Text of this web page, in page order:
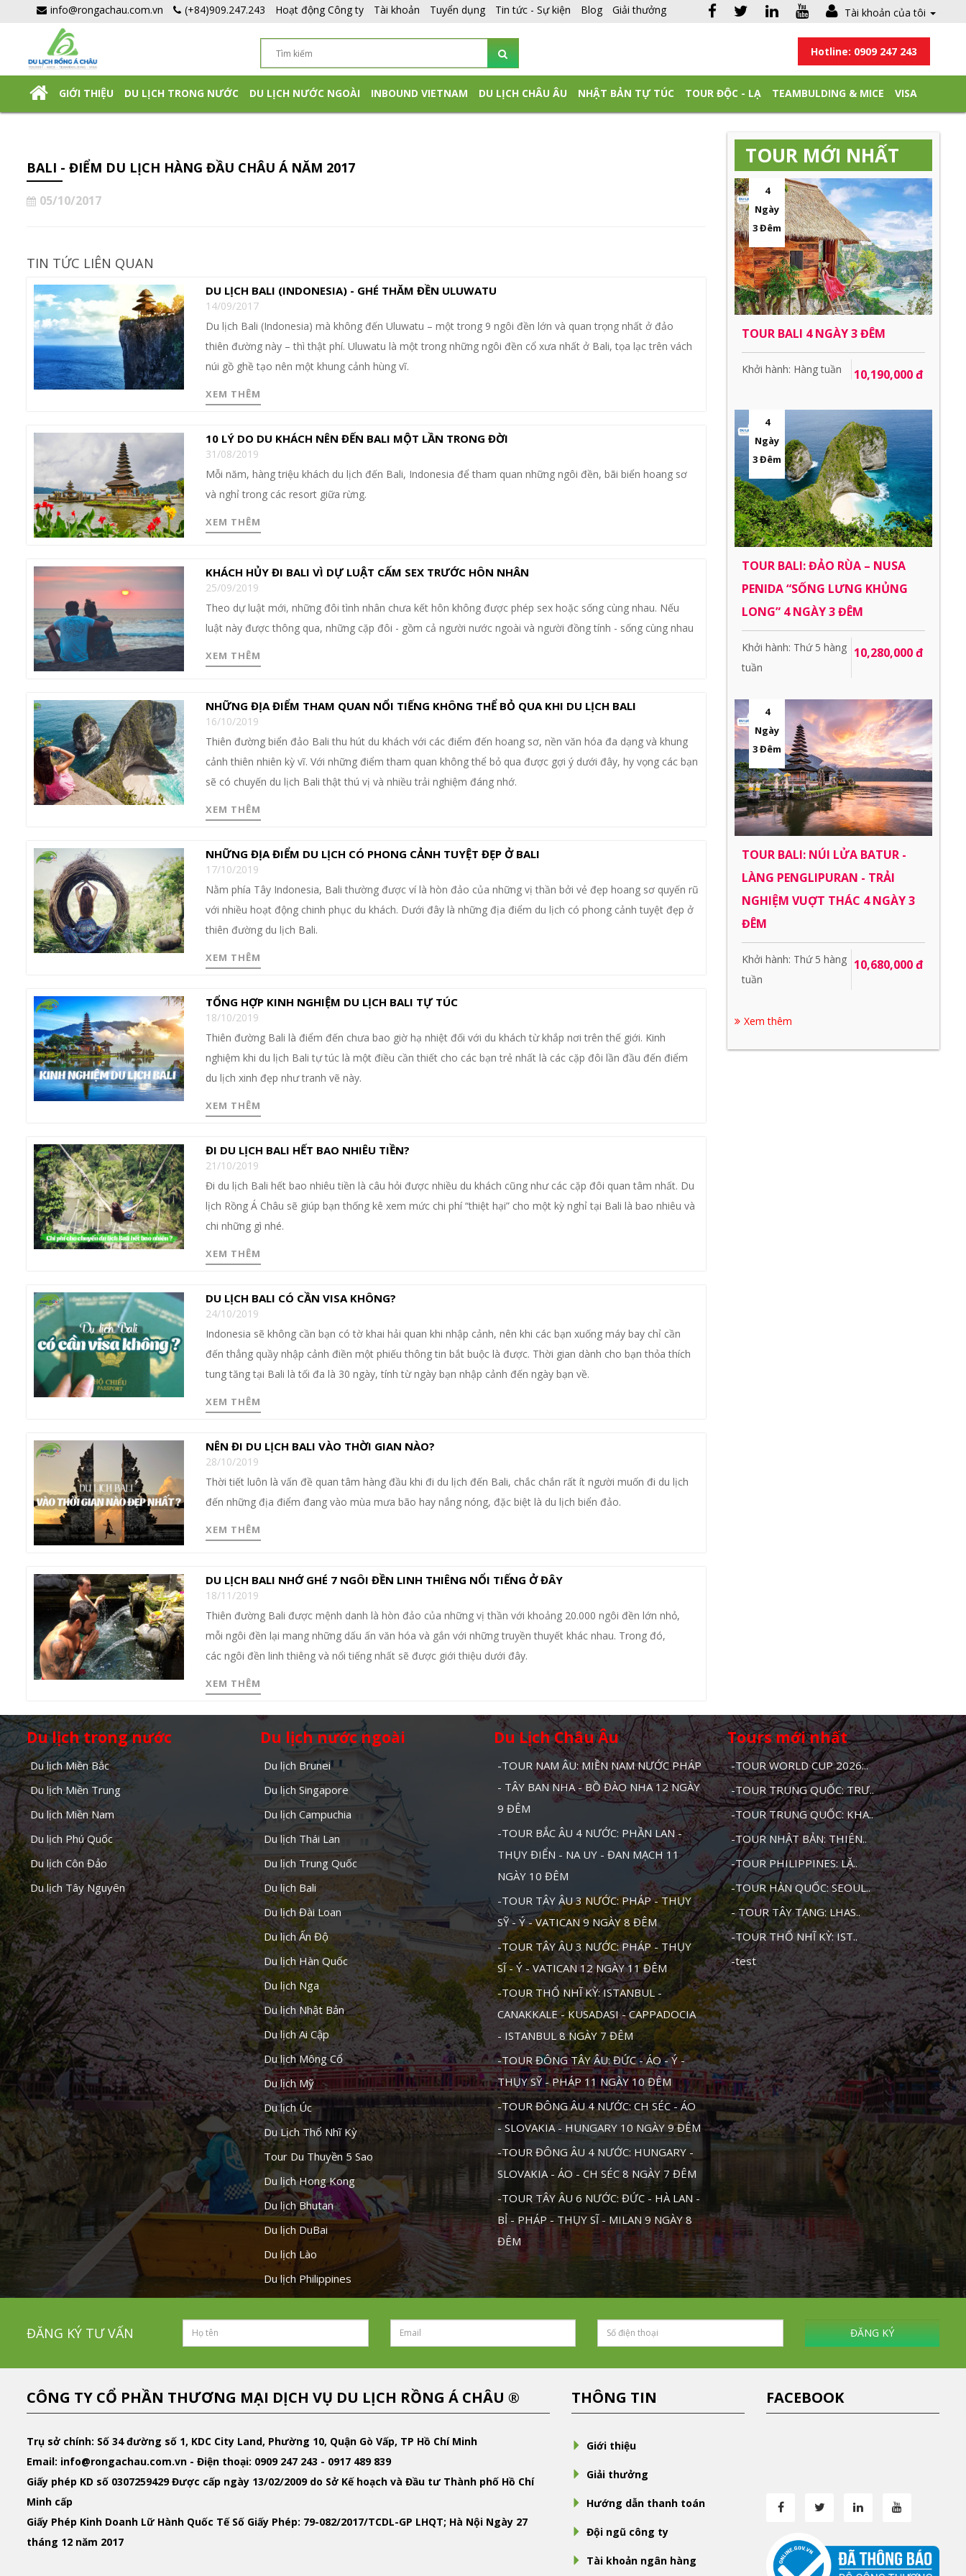
info@rongachau.com.vn (+84)909.247.243 Hoạt động Công ty Tài khoản Tuyển dụng Tin tức - Sự kiện Blog Giải thưởng Tài khoản của tôi
Hotline: 0909 247 243
GIỚI THIỆU DU LỊCH TRONG NƯỚC DU LỊCH NƯỚC NGOÀI INBOUND VIETNAM DU LỊCH CHÂU ÂU NHẬT BẢN TỰ TÚC TOUR ĐỘC - LẠ TEAMBULDING & MICE VISA
BALI - ĐIỂM DU LỊCH HÀNG ĐẦU CHÂU Á NĂM 2017
05/10/2017
TIN TỨC LIÊN QUAN
DU LỊCH BALI (INDONESIA) - GHÉ THĂM ĐỀN ULUWATU
14/09/2017
Du lịch Bali (Indonesia) mà không đến Uluwatu – một trong 9 ngôi đền lớn và quan trọng nhất ở đảo
thiên đường này – thì thật phí. Uluwatu là một trong những ngôi đền cổ xưa nhất ở Bali, tọa lạc trên vách
núi gồ ghề tạo nên một khung cảnh hùng vĩ.
XEM THÊM
10 LÝ DO DU KHÁCH NÊN ĐẾN BALI MỘT LẦN TRONG ĐỜI
31/08/2019
Mỗi năm, hàng triệu khách du lịch đến Bali, Indonesia để tham quan những ngôi đền, bãi biển hoang sơ
và nghỉ trong các resort giữa rừng.
XEM THÊM
KHÁCH HỦY ĐI BALI VÌ DỰ LUẬT CẤM SEX TRƯỚC HÔN NHÂN
25/09/2019
Theo dự luật mới, những đôi tình nhân chưa kết hôn không được phép sex hoặc sống cùng nhau. Nếu
luật này được thông qua, những cặp đôi - gồm cả người nước ngoài và người đồng tính - sống cùng nhau
XEM THÊM
NHỮNG ĐỊA ĐIỂM THAM QUAN NỔI TIẾNG KHÔNG THỂ BỎ QUA KHI DU LỊCH BALI
16/10/2019
Thiên đường biển đảo Bali thu hút du khách với các điểm đến hoang sơ, nền văn hóa đa dạng và khung
cảnh thiên nhiên kỳ vĩ. Với những điểm tham quan không thể bỏ qua được gợi ý dưới đây, hy vọng các bạn
sẽ có chuyến du lịch Bali thật thú vị và nhiều trải nghiệm đáng nhớ.
XEM THÊM
NHỮNG ĐỊA ĐIỂM DU LỊCH CÓ PHONG CẢNH TUYỆT ĐẸP Ở BALI
17/10/2019
Nằm phía Tây Indonesia, Bali thường được ví là hòn đảo của những vị thần bởi vẻ đẹp hoang sơ quyến rũ
với nhiều hoạt động chinh phục du khách. Dưới đây là những địa điểm du lịch có phong cảnh tuyệt đẹp ở
thiên đường du lịch Bali.
XEM THÊM
TỔNG HỢP KINH NGHIỆM DU LỊCH BALI TỰ TÚC
18/10/2019
Thiên đường Bali là điểm đến chưa bao giờ hạ nhiệt đối với du khách từ khắp nơi trên thế giới. Kinh
nghiệm khi du lịch Bali tự túc là một điều cần thiết cho các bạn trẻ nhất là các cặp đôi lần đầu đến điểm
du lịch xinh đẹp như tranh vẽ này.
XEM THÊM
ĐI DU LỊCH BALI HẾT BAO NHIÊU TIỀN?
21/10/2019
Đi du lịch Bali hết bao nhiêu tiền là câu hỏi được nhiều du khách cũng như các cặp đôi quan tâm nhất. Du
lịch Rồng Á Châu sẽ giúp bạn thống kê xem mức chi phí “thiệt hại” cho một kỳ nghỉ tại Bali là bao nhiêu và
chi những gì nhé.
XEM THÊM
DU LỊCH BALI CÓ CẦN VISA KHÔNG?
24/10/2019
Indonesia sẽ không cần bạn có tờ khai hải quan khi nhập cảnh, nên khi các bạn xuống máy bay chỉ cần
đến thẳng quầy nhập cảnh điền một phiếu thông tin bắt buộc là được. Thời gian dành cho bạn thỏa thích
tung tăng tại Bali là tối đa là 30 ngày, tính từ ngày bạn nhập cảnh đến ngày bạn về.
XEM THÊM
NÊN ĐI DU LỊCH BALI VÀO THỜI GIAN NÀO?
28/10/2019
Thời tiết luôn là vấn đề quan tâm hàng đầu khi đi du lịch đến Bali, chắc chắn rất ít người muốn đi du lịch
đến những địa điểm đang vào mùa mưa bão hay nắng nóng, đặc biệt là du lịch biển đảo.
XEM THÊM
DU LỊCH BALI NHỚ GHÉ 7 NGÔI ĐỀN LINH THIÊNG NỔI TIẾNG Ở ĐÂY
18/11/2019
Thiên đường Bali được mệnh danh là hòn đảo của những vị thần với khoảng 20.000 ngôi đền lớn nhỏ,
mỗi ngôi đền lại mang những dấu ấn văn hóa và gắn với những truyền thuyết khác nhau. Trong đó,
các ngôi đền linh thiêng và nổi tiếng nhất sẽ được giới thiệu dưới đây.
XEM THÊM
TOUR MỚI NHẤT
4
Ngày
3 Đêm
TOUR BALI 4 NGÀY 3 ĐÊM
Khởi hành: Hàng tuần 10,190,000 đ
4
Ngày
3 Đêm
TOUR BALI: ĐẢO RÙA – NUSA
PENIDA “SỐNG LƯNG KHỦNG
LONG” 4 NGÀY 3 ĐÊM
Khởi hành: Thứ 5 hàng
tuần
10,280,000 đ
4
Ngày
3 Đêm
TOUR BALI: NÚI LỬA BATUR -
LÀNG PENGLIPURAN - TRẢI
NGHIỆM VUỢT THÁC 4 NGÀY 3
ĐÊM
Khởi hành: Thứ 5 hàng
tuần
10,680,000 đ
Xem thêm
Du lịch trong nước
Du lịch Miền Bắc
Du lịch Miền Trung
Du lịch Miền Nam
Du lịch Phú Quốc
Du lịch Côn Đảo
Du lịch Tây Nguyên
Du lịch nước ngoài
Du lịch Brunei
Du lịch Singapore
Du lịch Campuchia
Du lịch Thái Lan
Du lịch Trung Quốc
Du lịch Bali
Du lịch Đài Loan
Du lịch Ấn Độ
Du lịch Hàn Quốc
Du lịch Nga
Du lịch Nhật Bản
Du lịch Ai Cập
Du lịch Mông Cổ
Du lịch Mỹ
Du lịch Úc
Du Lịch Thổ Nhĩ Kỳ
Tour Du Thuyền 5 Sao
Du lịch Hong Kong
Du lịch Bhutan
Du lịch DuBai
Du lịch Lào
Du lịch Philippines
Du Lịch Châu Âu
-TOUR NAM ÂU: MIỀN NAM NƯỚC PHÁP
- TÂY BAN NHA - BỒ ĐÀO NHA 12 NGÀY
9 ĐÊM
-TOUR BẮC ÂU 4 NƯỚC: PHẦN LAN -
THỤY ĐIỂN - NA UY - ĐAN MẠCH 11
NGÀY 10 ĐÊM
-TOUR TÂY ÂU 3 NƯỚC: PHÁP - THỤY
SỸ - Ý - VATICAN 9 NGÀY 8 ĐÊM
-TOUR TÂY ÂU 3 NƯỚC: PHÁP - THỤY
SĨ - Ý - VATICAN 12 NGÀY 11 ĐÊM
-TOUR THỔ NHĨ KỲ: ISTANBUL -
CANAKKALE - KUSADASI - CAPPADOCIA
- ISTANBUL 8 NGÀY 7 ĐÊM
-TOUR ĐÔNG TÂY ÂU: ĐỨC - ÁO - Ý -
THỤY SỸ - PHÁP 11 NGÀY 10 ĐÊM
-TOUR ĐÔNG ÂU 4 NƯỚC: CH SÉC - ÁO
- SLOVAKIA - HUNGARY 10 NGÀY 9 ĐÊM
-TOUR ĐÔNG ÂU 4 NƯỚC: HUNGARY -
SLOVAKIA - ÁO - CH SÉC 8 NGÀY 7 ĐÊM
-TOUR TÂY ÂU 6 NƯỚC: ĐỨC - HÀ LAN -
BỈ - PHÁP - THỤY SĨ - MILAN 9 NGÀY 8
ĐÊM
Tours mới nhất
-TOUR WORLD CUP 2026:..
-TOUR TRUNG QUỐC: TRƯ..
-TOUR TRUNG QUỐC: KHA..
-TOUR NHẬT BẢN: THIÊN..
-TOUR PHILIPPINES: LẶ..
-TOUR HÀN QUỐC: SEOUL..
- TOUR TÂY TẠNG: LHAS..
-TOUR THỔ NHĨ KỲ: IST..
-test
ĐĂNG KÝ TƯ VẤN ĐĂNG KÝ
CÔNG TY CỔ PHẦN THƯƠNG MẠI DỊCH VỤ DU LỊCH RỒNG Á CHÂU ®
Trụ sở chính: Số 34 đường số 1, KDC City Land, Phường 10, Quận Gò Vấp, TP Hồ Chí Minh
Email: info@rongachau.com.vn - Điện thoại: 0909 247 243 - 0917 489 839
Giấy phép KD số 0307259429 Được cấp ngày 13/02/2009 do Sở Kế hoạch và Đầu tư Thành phố Hồ Chí
Minh cấp
Giấy Phép Kinh Doanh Lữ Hành Quốc TếSố Giấy Phép: 79-082/2017/TCDL-GP LHQT; Hà Nội Ngày 27
tháng 12 năm 2017
THÔNG TIN
Giới thiệu
Giải thưởng
Hướng dẫn thanh toán
Đội ngũ công ty
Tài khoản ngân hàng
FACEBOOK